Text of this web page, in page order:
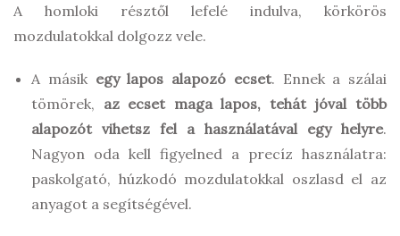
A homloki résztől lefelé indulva, körkörös
mozdulatokkal dolgozz vele.
A másik egy lapos alapozó ecset. Ennek a szálai
tömörek, az ecset maga lapos, tehát jóval több
alapozót vihetsz fel a használatával egy helyre.
Nagyon oda kell figyelned a precíz használatra:
paskolgató, húzkodó mozdulatokkal oszlasd el az
anyagot a segítségével.